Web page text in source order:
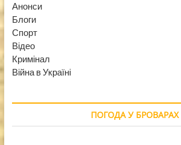
Анонси
Блоги
Спорт
Відео
Кримінал
Війна в Україні
ПОГОДА У БРОВАРАХ